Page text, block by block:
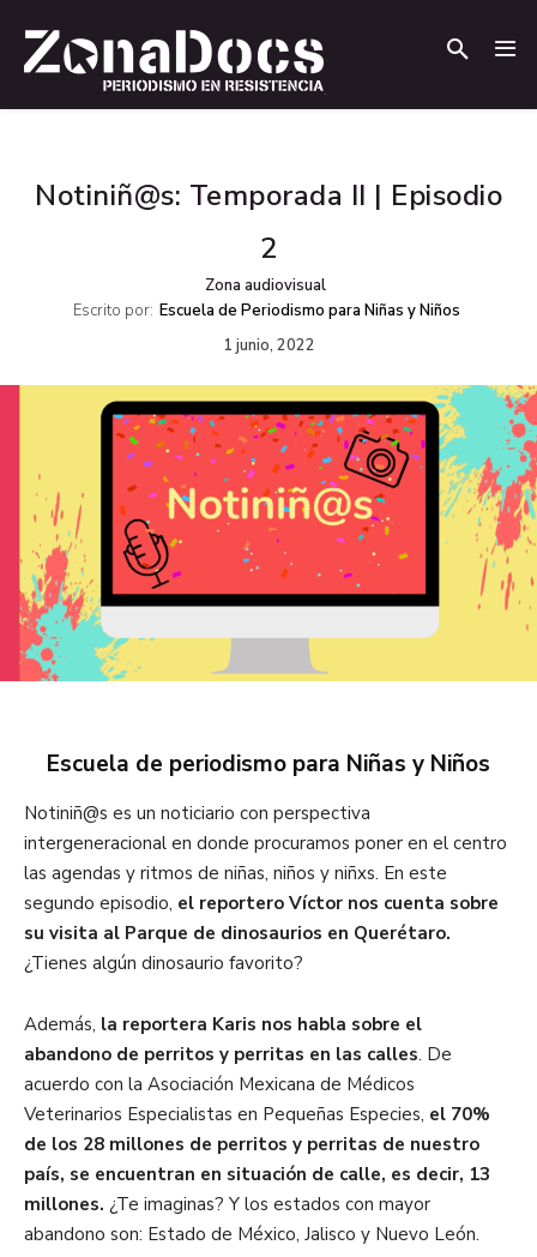
Notiniñ@s: Temporada II | Episodio
2
Zona audiovisual
Escrito por: Escuela de Periodismo para Niñas y Niños
1 junio, 2022
Escuela de periodismo para Niñas y Niños
Notiniñ@s es un noticiario con perspectiva
intergeneracional en donde procuramos poner en el centro
las agendas y ritmos de niñas, niños y niñxs. En este
segundo episodio, el reportero Víctor nos cuenta sobre
su visita al Parque de dinosaurios en Querétaro.
¿Tienes algún dinosaurio favorito?
Además, la reportera Karis nos habla sobre el
abandono de perritos y perritas en las calles. De
acuerdo con la Asociación Mexicana de Médicos
Veterinarios Especialistas en Pequeñas Especies, el 70%
de los 28 millones de perritos y perritas de nuestro
país, se encuentran en situación de calle, es decir, 13
millones. ¿Te imaginas? Y los estados con mayor
abandono son: Estado de México, Jalisco y Nuevo León.